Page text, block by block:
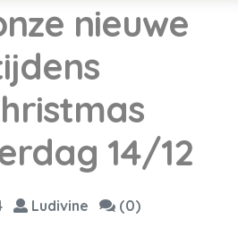
nieuwe
14/12
Ludivine (0)